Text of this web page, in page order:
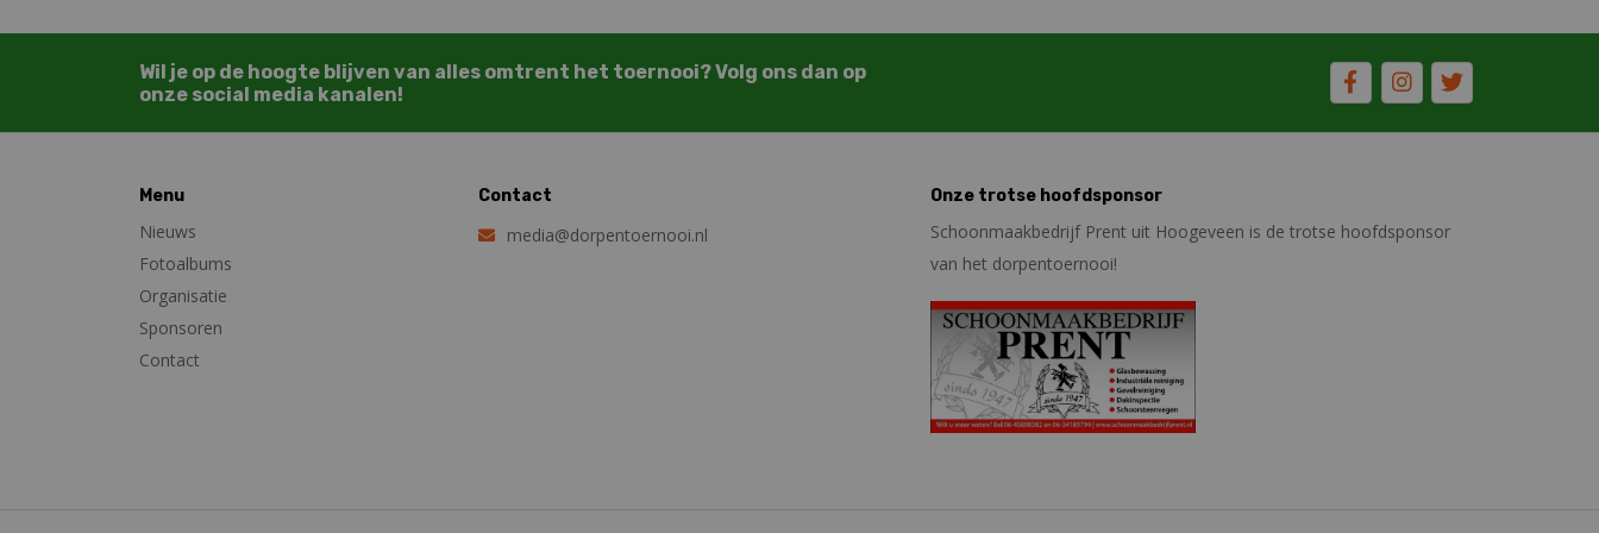
Wil je op de hoogte blijven van alles omtrent het toernooi? Volg ons dan op
onze social media kanalen!
Menu
Nieuws
Fotoalbums
Organisatie
Sponsoren
Contact
Contact
media@dorpentoernooi.nl
Onze trotse hoofdsponsor
Schoonmaakbedrijf Prent uit Hoogeveen is de trotse hoofdsponsor
van het dorpentoernooi!